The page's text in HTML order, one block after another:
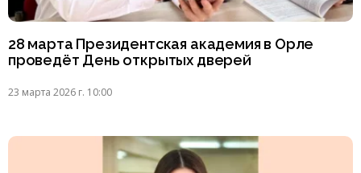
28 марта Президентская академия в Орле
проведёт День открытых дверей
23 марта 2026 г. 10:00